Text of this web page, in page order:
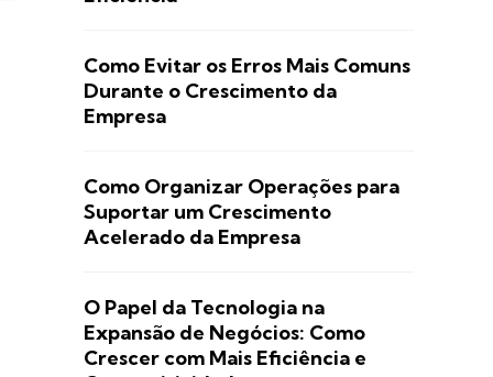
Como Evitar os Erros Mais Comuns
Durante o Crescimento da
Empresa
Como Organizar Operações para
Suportar um Crescimento
Acelerado da Empresa
O Papel da Tecnologia na
Expansão de Negócios: Como
Crescer com Mais Eficiência e